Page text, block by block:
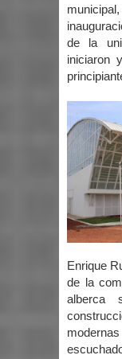
de la
iniciaron
Enrique
de la
alberca